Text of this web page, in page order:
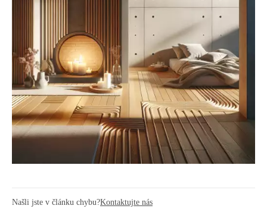
Našli jste v článku chybu?Kontaktujte nás